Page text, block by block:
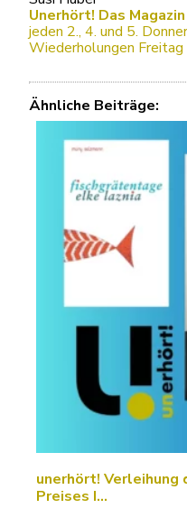
Unerhört! Das
jeden 2., 4. und 5.
Wiederholungen
Ähnliche Beiträge:
unerhört!
Preises I…